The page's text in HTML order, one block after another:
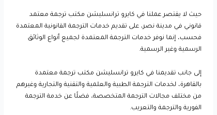
حيث لا يقتصر عملنا في كايرو ترانسليشن مكتب ترجمة معتمد
قانوني في مدينة نصر، على تقديم خدمات الترجمة القانونية المعتمدة
فحسب، إنما نوفر خدمات الترجمة المعتمدة لجميع أنواع الوثائق
الرسمية وغير الرسمية.
إلى جانب تقديمنا في كايرو ترانسليشن مكتب ترجمة معتمدة
بالقاهرة، لخدمات الترجمة الطبية والعلمية والتقنية والتجارية وغيرهم
من مختلف مجالات الترجمة المتخصصة، فضلًا عن خدمة الترجمة
الفورية والترجمة والتعريب.